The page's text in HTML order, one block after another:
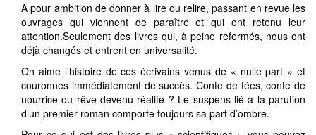
A pour ambition de donner à lire ou relire, passant en revue les
ouvrages qui viennent de paraître et qui ont retenu leur
attention.Seulement des livres qui, à peine refermés, nous ont
déjà changés et entrent en universalité.
On aime l’histoire de ces écrivains venus de « nulle part » et
couronnés immédiatement de succès. Conte de fées, conte de
nourrice ou rêve devenu réalité ? Le suspens lié à la parution
d’un premier roman comporte toujours sa part d’ombre.